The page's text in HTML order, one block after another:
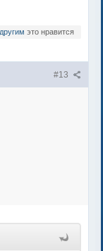
это нравится
#13